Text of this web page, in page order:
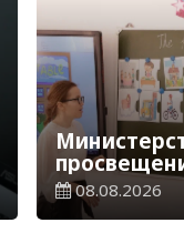
обучения и
08.08.2026